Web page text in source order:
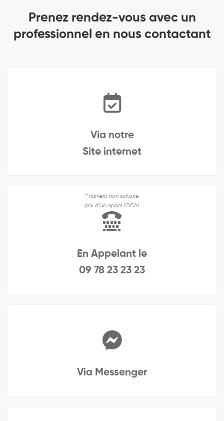
Prenez rendez-vous avec un
professionnel en nous contactant
Via notre
Site internet
* numéro non surtaxé
prix d’un appel LOCAL
En Appelant le
09 78 23 23 23
Via Messenger